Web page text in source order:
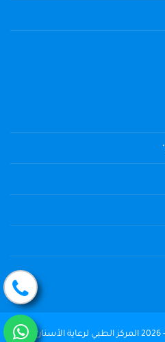
جميع الحقوق محفوظة © 2004 - 2026 المركز الطبي لرعاية الأسنان The